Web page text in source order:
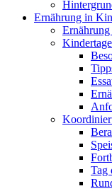
Ernährung in
Tag